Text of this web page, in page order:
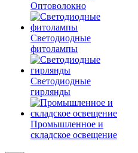
Оптоволокно
Светодиодные
фитолампы
Светодиодные
гирлянды
Промышленное и
складское освещение